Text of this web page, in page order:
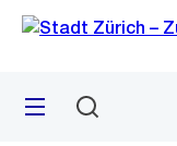
Navigation
Sprunglink
Menü